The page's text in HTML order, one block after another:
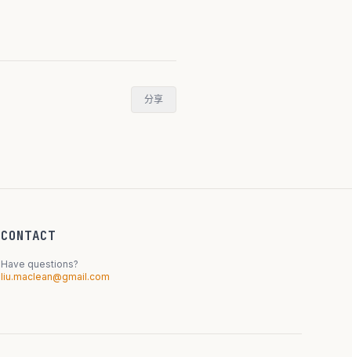
分享
CONTACT
Have questions?
liu.maclean@gmail.com